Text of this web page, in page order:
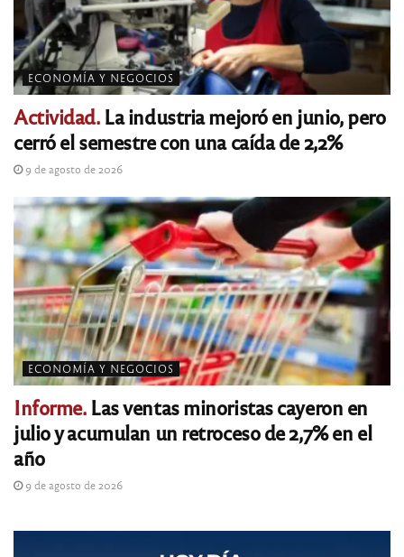
ECONOMÍA Y NEGOCIOS
Actividad.La industria mejoró en junio, pero
cerró el semestre con una caída de 2,2%
9 de agosto de 2026
ECONOMÍA Y NEGOCIOS
Informe.Las ventas minoristas cayeron en
julio y acumulan un retroceso de 2,7% en el
año
9 de agosto de 2026